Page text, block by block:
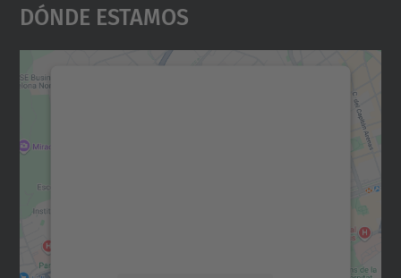
Dónde Estamos